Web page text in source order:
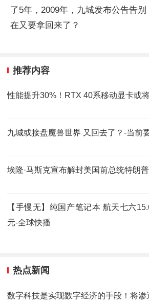
了5年，2009年，九城发布公告告
在又要拿回来了？
推荐内容
性能提升30%！RTX 40系移动显卡或
九城或接盘魔兽世界 又回去了？-当前
埃隆·马斯克宣布解封美国前总统特朗
【手慢无】纯国产笔记本 航天七六
元-全球快播
热点新闻
数字科技是实现数字经济的手段！将